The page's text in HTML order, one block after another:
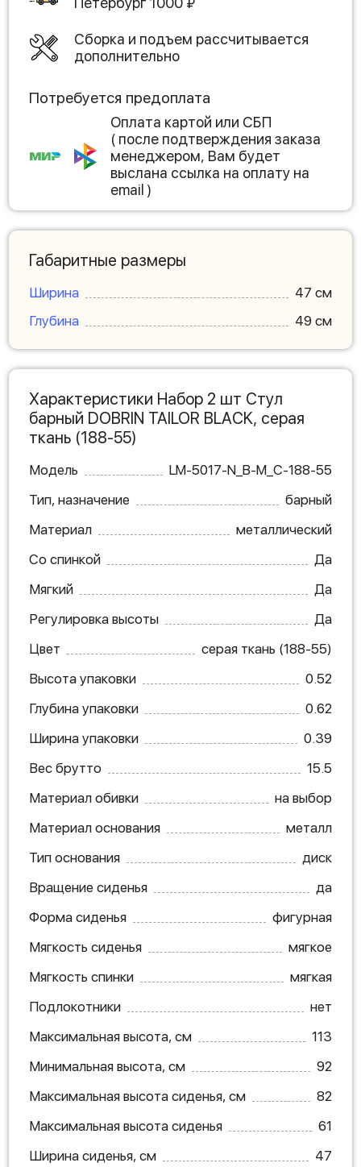
Сборка и подъем рассчитывается
дополнительно
Потребуется предоплата
Оплата картой или СБП
( после подтверждения заказа
менеджером, Вам будет
выслана ссылка на оплату на
email )
Габаритные размеры
Ширина
47 см
Глубина
49 см
Характеристики Набор 2 шт Стул
барный DOBRIN TAILOR BLACK, серая
ткань (188-55)
Модель
LM-5017-N_B-M_C-188-55
Тип, назначение
барный
Материал
металлический
Со спинкой
Да
Мягкий
Да
Регулировка высоты
Да
Цвет
серая ткань (188-55)
Высота упаковки
0.52
Глубина упаковки
0.62
Ширина упаковки
0.39
Вес брутто
15.5
Материал обивки
на выбор
Материал основания
металл
Тип основания
диск
Вращение сиденья
да
Форма сиденья
фигурная
Мягкость сиденья
мягкое
Мягкость спинки
мягкая
Подлокотники
нет
Максимальная высота, см
113
Минимальная высота, см
92
Максимальная высота сиденья, см
82
Максимальная высота сиденья
61
Ширина сиденья, см
47